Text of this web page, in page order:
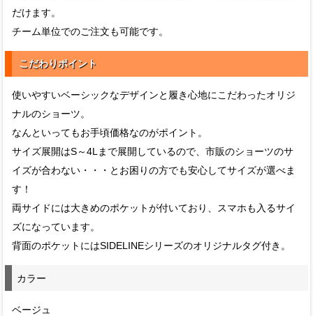
だけます。
チーム単位でのご注文も可能です。
こだわりポイント
使いやすいベーシックなデザインと履き心地にこだわったオリジ
ナルのショーツ。
なんといってもお手頃価格なのがポイント。
サイズ展開はS～4Lまで展開しているので、市販のショーツのサ
イズが合わない・・・とお困りの方でも安心してサイズが選べま
す！
両サイドには大きめのポケットが付いており、スマホも入るサイ
ズになっています。
背面のポケットにはSIDELINEシリーズのオリジナルタグ付き。
カラー
ベージュ